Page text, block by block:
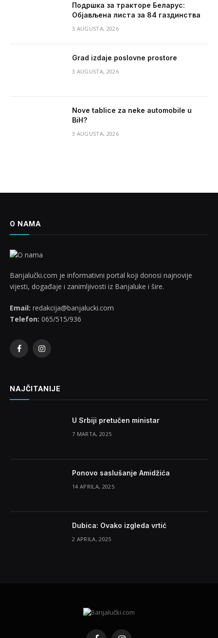
Подршка за тракторе Беларус:
Објављена листа за 84 газдинства
3 AUGUSTA, 2026
Grad izdaje poslovne prostore
3 AUGUSTA, 2026
Nove tablice za neke automobile u
BiH?
3 AUGUSTA, 2026
O NAMA
Banjalučki.com je informativni portal koji donosi najnovije
vijesti, događaje i zanimljivosti iz Banjaluke i šire.
Email: redakcija@banjalucki.com
Telefon: 065/515/936
FacebookInstagram
NAJČITANIJE
U Srbiji pretučen ministar
7 MARTA, 2025
Ponovo saslušanje Amidžića
14 APRILA, 2025
Dubica: Ovako izgleda vrtić
2 APRILA, 2025